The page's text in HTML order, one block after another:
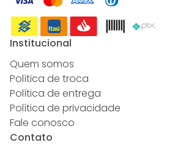
Institucional
Quem somos
Política de troca
Política de entrega
Política de privacidade
Fale conosco
Contato